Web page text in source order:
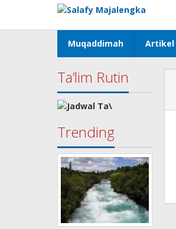
konten
Muqaddimah Artikel
Ta’lim Rutin
Trending